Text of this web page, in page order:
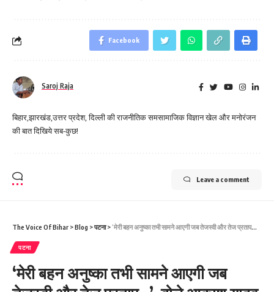
Facebook
Saroj Raja
बिहार,झारखंड,उत्तर प्रदेश, दिल्ली की राजनीतिक समसामाजिक विज्ञान खेल और मनोरंजन
की बात दिखिये सब-कुछ!
Leave a comment
The Voice Of Bihar >Blog >पटना> ‘मेरी बहन अनुष्का तभी सामने आएगी जब तेजस्वी और तेज प्रताप…’, बोले आकाश यादव
पटना
‘मेरी बहन अनुष्का तभी सामने आएगी जब